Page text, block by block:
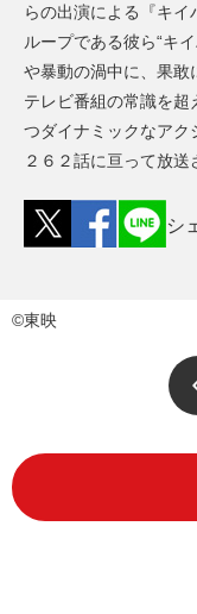
らの出演による『キ
ループである彼ら“キ
や暴動の渦中に、果敢
テレビ番組の常識を
つダイナミックなアク
２６２話に亘って放送
シ
©東映